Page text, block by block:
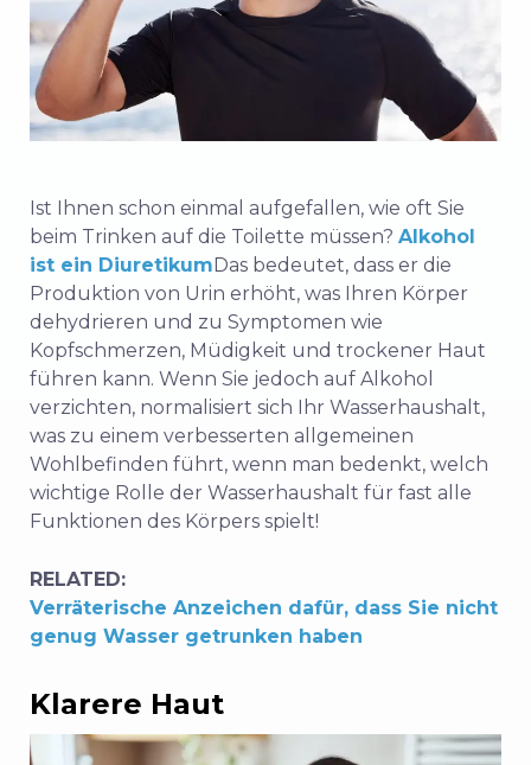
Ist Ihnen schon einmal aufgefallen, wie oft Sie
beim Trinken auf die Toilette müssen? Alkohol
ist ein Diuretikum Das bedeutet, dass er die
Produktion von Urin erhöht, was Ihren Körper
dehydrieren und zu Symptomen wie
Kopfschmerzen, Müdigkeit und trockener Haut
führen kann. Wenn Sie jedoch auf Alkohol
verzichten, normalisiert sich Ihr Wasserhaushalt,
was zu einem verbesserten allgemeinen
Wohlbefinden führt, wenn man bedenkt, welch
wichtige Rolle der Wasserhaushalt für fast alle
Funktionen des Körpers spielt!
RELATED:
Verräterische Anzeichen dafür, dass Sie nicht
genug Wasser getrunken haben
Klarere Haut